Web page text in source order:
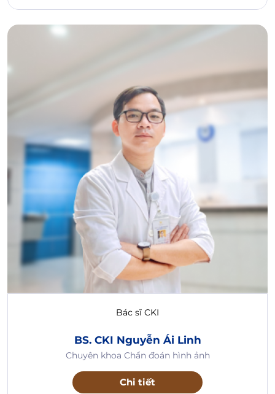
Bác sĩ CKI
BS. CKI Nguyễn Ái Linh
Chuyên khoa Chẩn đoán hình ảnh
Chi tiết